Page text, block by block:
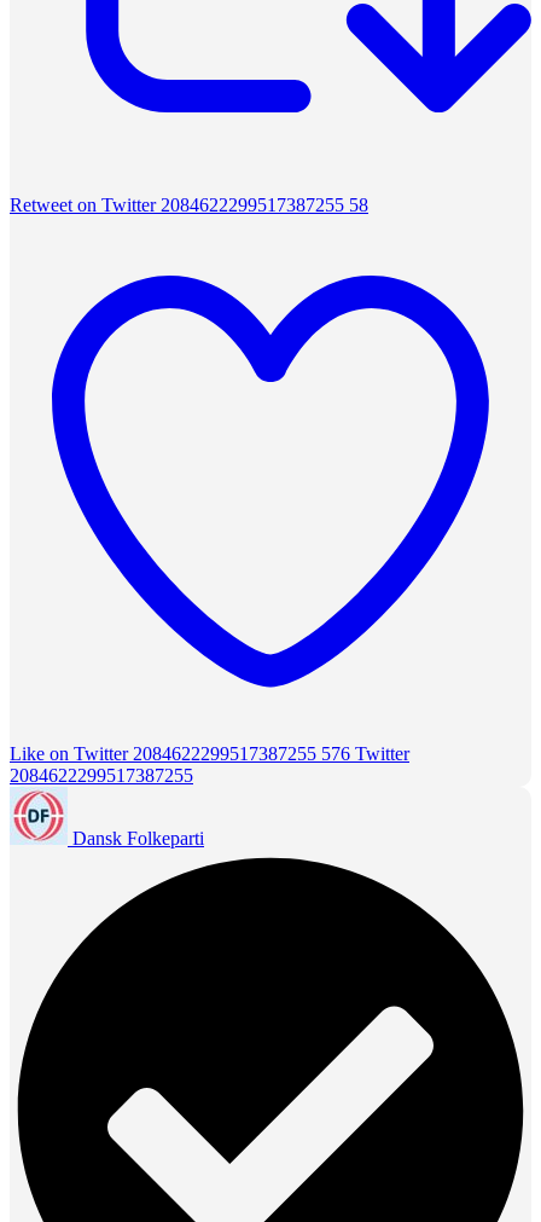
Retweet on Twitter 2084622299517387255 58
Like on Twitter 2084622299517387255 576 Twitter
2084622299517387255
Dansk Folkeparti